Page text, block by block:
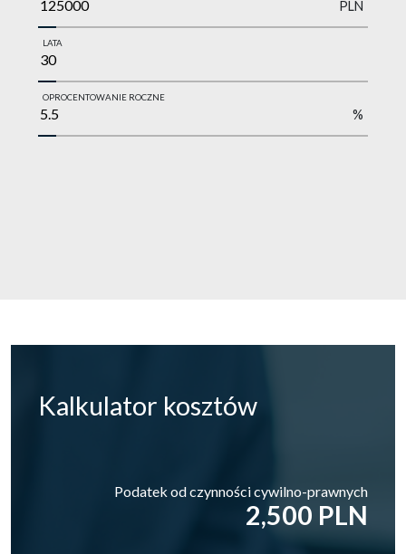
PLN
LATA
OPROCENTOWANIE ROCZNE
%
Kalkulator kosztów
Podatek od czynności cywilno-prawnych
2,500 PLN